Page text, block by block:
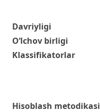
Davriyligi
O‘lchov birligi
Klassifikatorlar
Hisoblash metodikasi